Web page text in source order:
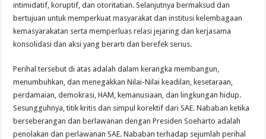
intimidatif, koruptif, dan otoritatian. Selanjutnya bermaksud dan
bertujuan untuk memperkuat masyarakat dan institusi kelembagaan
kemasyarakatan serta memperluas relasi jejaring dan kerjasama
konsolidasi dan aksi yang berarti dan berefek serius.
Perihal tersebut di atas adalah dalam kerangka membangun,
menumbuhkan, dan menegakkan Nilai-Nilai keadilan, kesetaraan,
perdamaian, demokrasi, HAM, kemanusiaan, dan lingkungan hidup.
Sesungguhnya, titik kritis dan simpul korektif dari SAE. Nababan ketika
berseberangan dan berlawanan dengan Presiden Soeharto adalah
penolakan dan perlawanan SAE. Nababan terhadap sejumlah perihal